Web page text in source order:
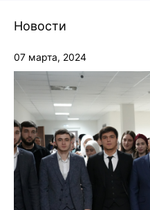
Новости
07 марта, 2024